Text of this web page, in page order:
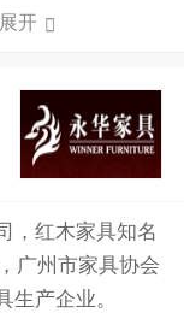
开
，红木家具知名
广州市家具协会
产企业。